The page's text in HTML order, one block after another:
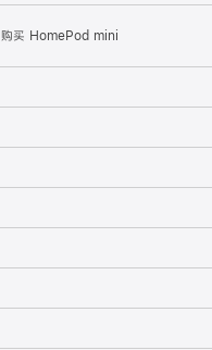
购买 HomePod mini